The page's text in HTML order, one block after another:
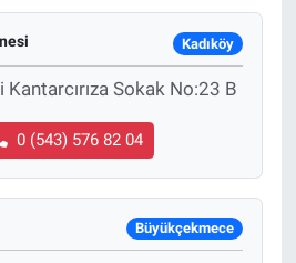
Kadıköy
Sokak No:23 B
0 (543) 576 82 04
Büyükçekmece